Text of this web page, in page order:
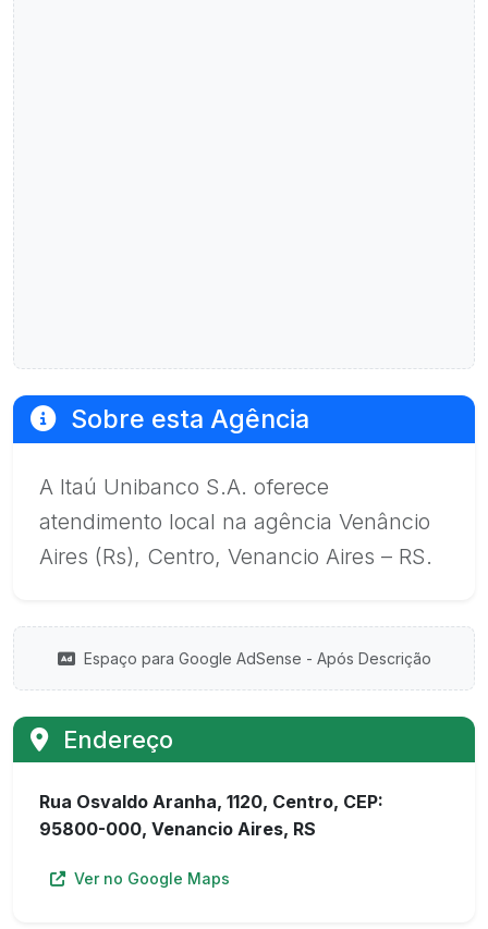
Sobre esta Agência
A Itaú Unibanco S.A. oferece
atendimento local na agência Venâncio
Aires (Rs), Centro, Venancio Aires – RS.
Espaço para Google AdSense - Após Descrição
Endereço
Rua Osvaldo Aranha, 1120, Centro, CEP:
95800-000, Venancio Aires, RS
Ver no Google Maps